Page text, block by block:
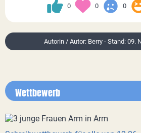
0 0 0
Autorin / Autor: Berry - Stand: 09.
Wettbewerb